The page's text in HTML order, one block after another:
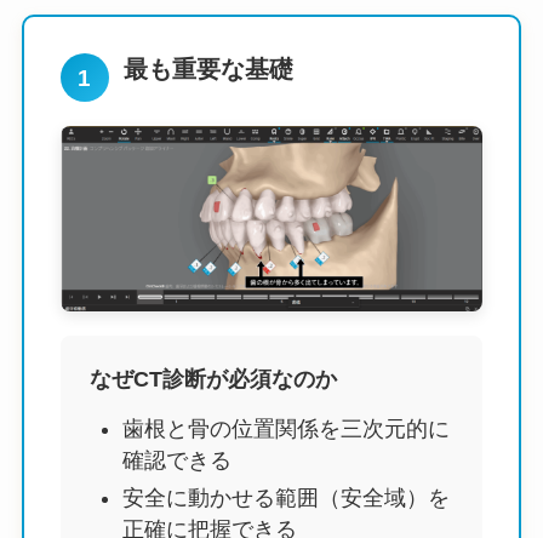
1 最も重要な基礎
なぜCT診断が必須なのか
歯根と骨の位置関係を三次元的に
確認できる
安全に動かせる範囲（安全域）を
正確に把握できる